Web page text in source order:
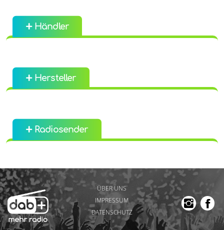
Händler
Hersteller
Radiosender
ÜBER UNS
IMPRESSUM
DATENSCHUTZ